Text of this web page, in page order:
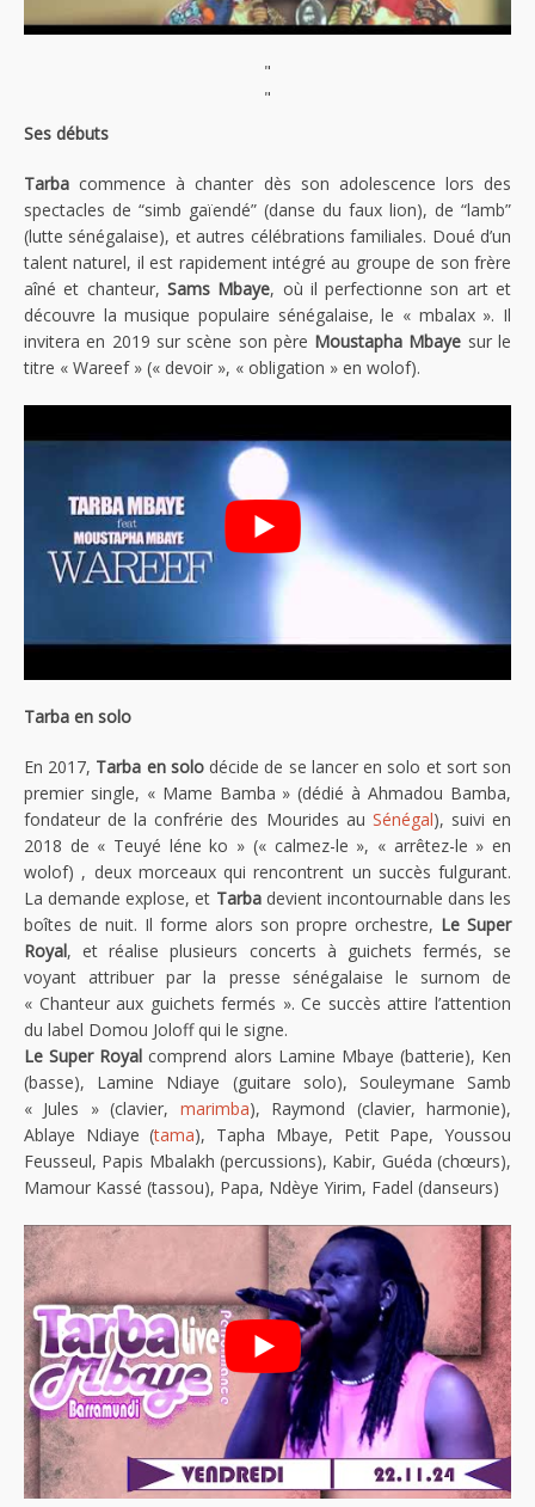
"
"
Ses débuts
Tarba commence à chanter dès son adolescence lors des
spectacles de “simb gaïendé” (danse du faux lion), de “lamb”
(lutte sénégalaise), et autres célébrations familiales. Doué d’un
talent naturel, il est rapidement intégré au groupe de son frère
aîné et chanteur, Sams Mbaye, où il perfectionne son art et
découvre la musique populaire sénégalaise, le « mbalax ». Il
invitera en 2019 sur scène son père Moustapha Mbaye sur le
titre « Wareef » (« devoir », « obligation » en wolof).
Tarba en solo
En 2017, Tarba en solodécide de se lancer en solo et sort son
premier single, « Mame Bamba » (dédié à Ahmadou Bamba,
fondateur de la confrérie des Mourides au Sénégal), suivi en
2018 de « Teuyé léne ko » (« calmez-le », « arrêtez-le » en
wolof) , deux morceaux qui rencontrent un succès fulgurant.
La demande explose, et Tarbadevient incontournable dans les
boîtes de nuit. Il forme alors son propre orchestre, Le Super
Royal, et réalise plusieurs concerts à guichets fermés, se
voyant attribuer par la presse sénégalaise le surnom de
« Chanteur aux guichets fermés ». Ce succès attire l’attention
du label Domou Joloff qui le signe.
Le Super Royal comprend alors Lamine Mbaye (batterie), Ken
(basse), Lamine Ndiaye (guitare solo), Souleymane Samb
« Jules » (clavier, marimba), Raymond (clavier, harmonie),
Ablaye Ndiaye (tama), Tapha Mbaye, Petit Pape, Youssou
Feusseul, Papis Mbalakh (percussions), Kabir, Guéda (chœurs),
Mamour Kassé (tassou), Papa, Ndèye Yirim, Fadel (danseurs)